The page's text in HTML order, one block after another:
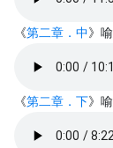
《第二章．中》
《第二章．下》